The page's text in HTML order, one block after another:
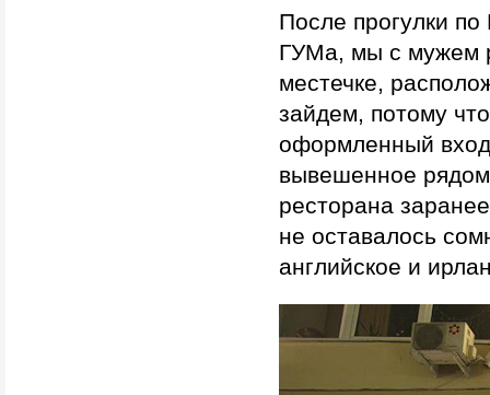
После прогулки
ГУМа, мы с мужем
местечке,
зайдем, потому
оформленный
вывешенное
ресторана
не оставалось
английское и